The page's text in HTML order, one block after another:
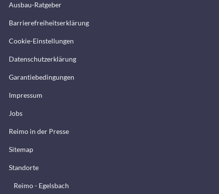
Ausbau-Ratgeber
Barrierefreiheitserklärung
Cookie-Einstellungen
Datenschutzerklärung
Garantiebedingungen
Impressum
Jobs
Reimo in der Presse
Sitemap
Standorte
Reimo - Egelsbach